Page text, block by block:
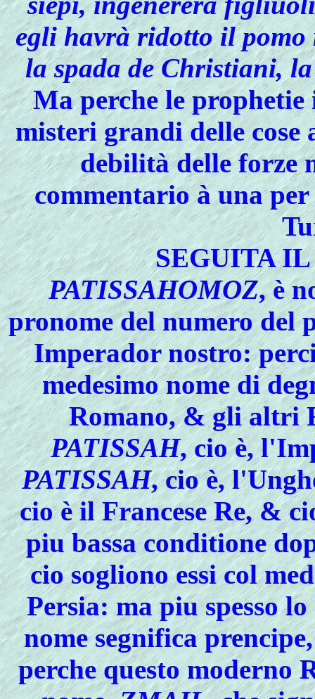
egli havrà ridotto il pomo
la spada de Christiani,
Ma perche le
misteri grandi delle cose
debilità delle forze
commentario à una
SEGUITA
PATISSAHOMOZ, è
pronome del numero del
Imperador nostro:
medesimo nome di
Romano, & gli altri
PATISSAH, cio è,
PATISSAH, cio è,
cio è il Francese Re, &
piu bassa conditione
cio sogliono essi col
Persia: ma piu spesso
nome segnifica
perche questo moderno